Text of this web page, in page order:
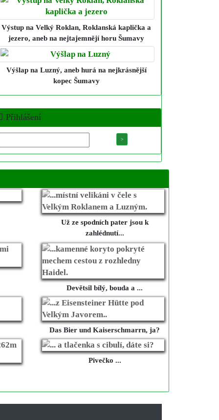
Výstup na Velký Roklan, Roklanská kaplička a
jezero, aneb na nejtajemnějí horu Šumavy
Výšlap na Luzný, aneb hurá na nejkrásnější
kopec Šumavy
Přihlášení
Už ze spodních pater jsou k
zahlédnutí...
Devětsil bílý, bouda a ...
Das Bier und Kaiserschmarrn, ja?
Pivečko ...